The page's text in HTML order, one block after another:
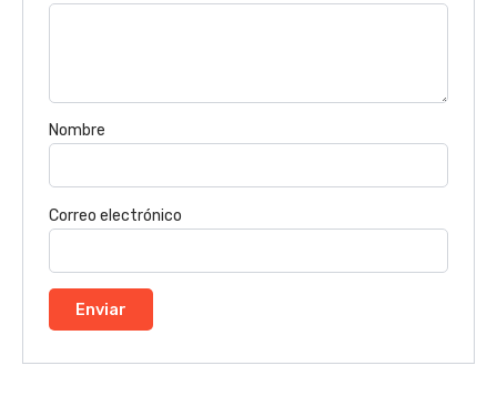
Nombre
Correo electrónico